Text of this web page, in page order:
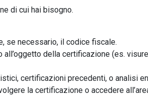
di cui hai bisogno.
se necessario, il codice fiscale.
all’oggetto della certificazione (es.
certificazioni precedenti, o analisi
la certificazione o accedere